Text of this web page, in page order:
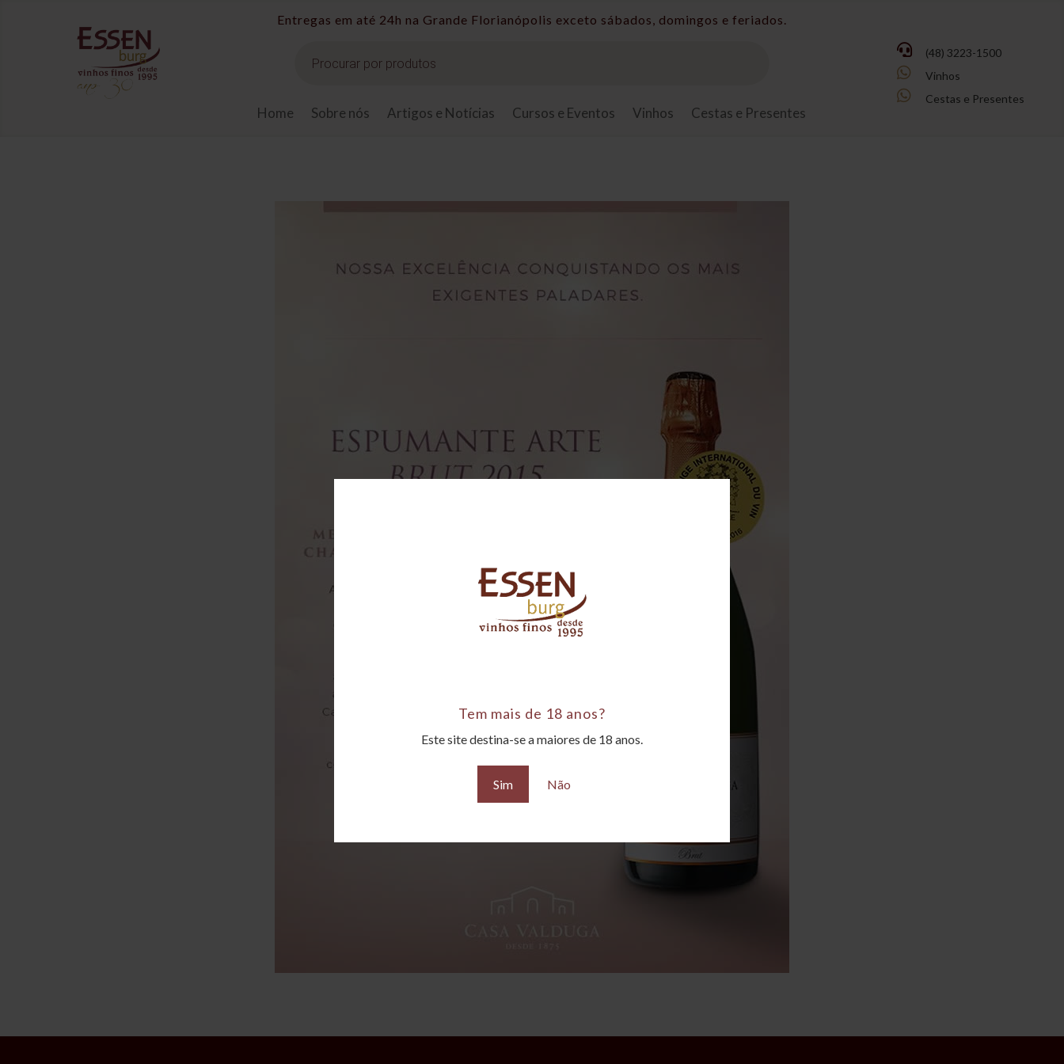
Tem mais de 18 anos?
Este site destina-se a maiores de 18 anos.
Sim Não
Entregas em até 24h na Grande Florianópolis exceto sábados, domingos e feriados.
produtos
Home Sobre nós Artigos e Notícias Cursos e Eventos Vinhos Cestas e Presentes
 (48) 3223-1500
 Vinhos
 Cestas e Presentes